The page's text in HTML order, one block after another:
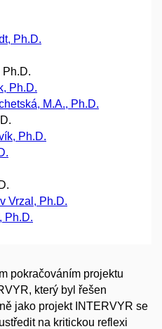
Ph.D.
Ph.D.
Ph.D.
M.A., Ph.D.
Ph.D.
Vrzal, Ph.D.
Ph.D.
pokračováním projektu
který byl řešen
jako projekt INTERVYR se
na kritickou reflexi